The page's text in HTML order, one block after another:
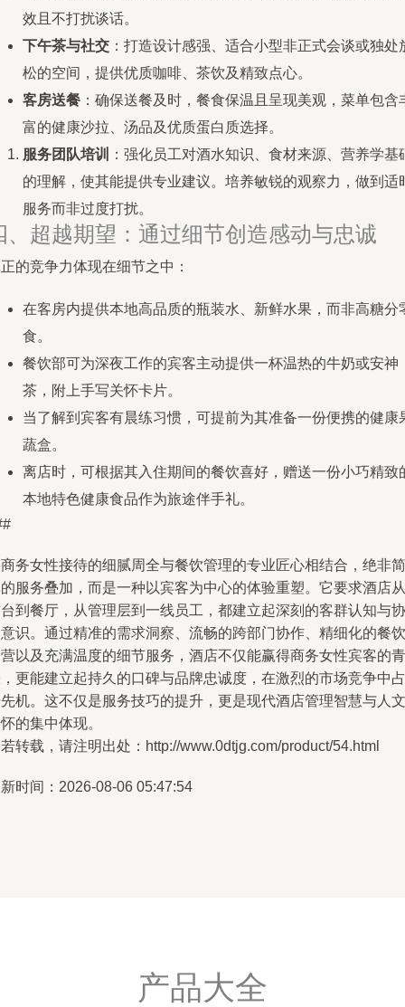
效且不打扰谈话。
下午茶与社交 ：打造设计感强、适合小型非正式会谈或独处
松的空间，提供优质咖啡、茶饮及精致点心。
客房送餐 ：确保送餐及时，餐食保温且呈现美观，菜单包含
富的健康沙拉、汤品及优质蛋白质选择。
服务团队培训
：强化员工对酒水知识、食材来源、营养学基
的理解，使其能提供专业建议。培养敏锐的观察力，做到适
服务而非过度打扰。
、超越期望：通过细节创造感动与忠诚
的竞争力体现在细节之中：
在客房内提供本地高品质的瓶装水、新鲜水果，而非高糖分
食。
餐饮部可为深夜工作的宾客主动提供一杯温热的牛奶或安神
茶，附上手写关怀卡片。
当了解到宾客有晨练习惯，可提前为其准备一份便携的健康
蔬盒。
离店时，可根据其入住期间的餐饮喜好，赠送一份小巧精致
本地特色健康食品作为旅途伴手礼。
务女性接待的细腻周全与餐饮管理的专业匠心相结合，绝非简
服务叠加，而是一种以宾客为中心的体验重塑。它要求酒店从
到餐厅，从管理层到一线员工，都建立起深刻的客群认知与协
识。通过精准的需求洞察、流畅的跨部门协作、精细化的餐饮
以及充满温度的细节服务，酒店不仅能赢得商务女性宾客的青
更能建立起持久的口碑与品牌忠诚度，在激烈的市场竞争中占
机。这不仅是服务技巧的提升，更是现代酒店管理智慧与人文
的集中体现。
转载，请注明出处：http://www.0dtjg.com/product/54.html
时间：2026-08-06 05:47:54
产品大全